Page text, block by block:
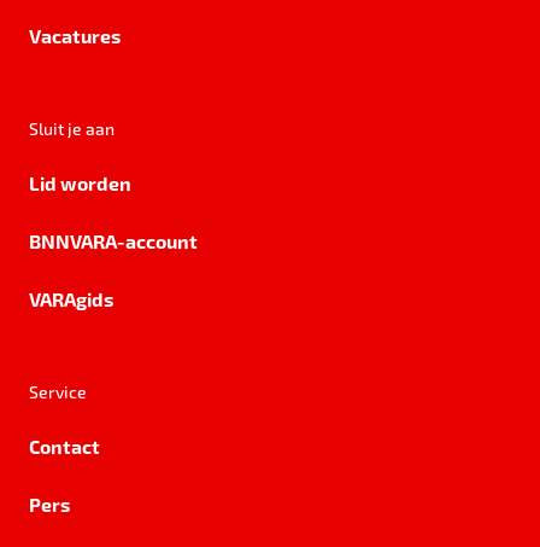
Vacatures
Sluit je aan
Lid worden
BNNVARA-account
VARAgids
Service
Contact
Pers